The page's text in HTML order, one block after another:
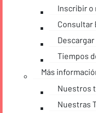
Inscribir o
Consultar
Tiempos
Más
Nuestros
Nuestras